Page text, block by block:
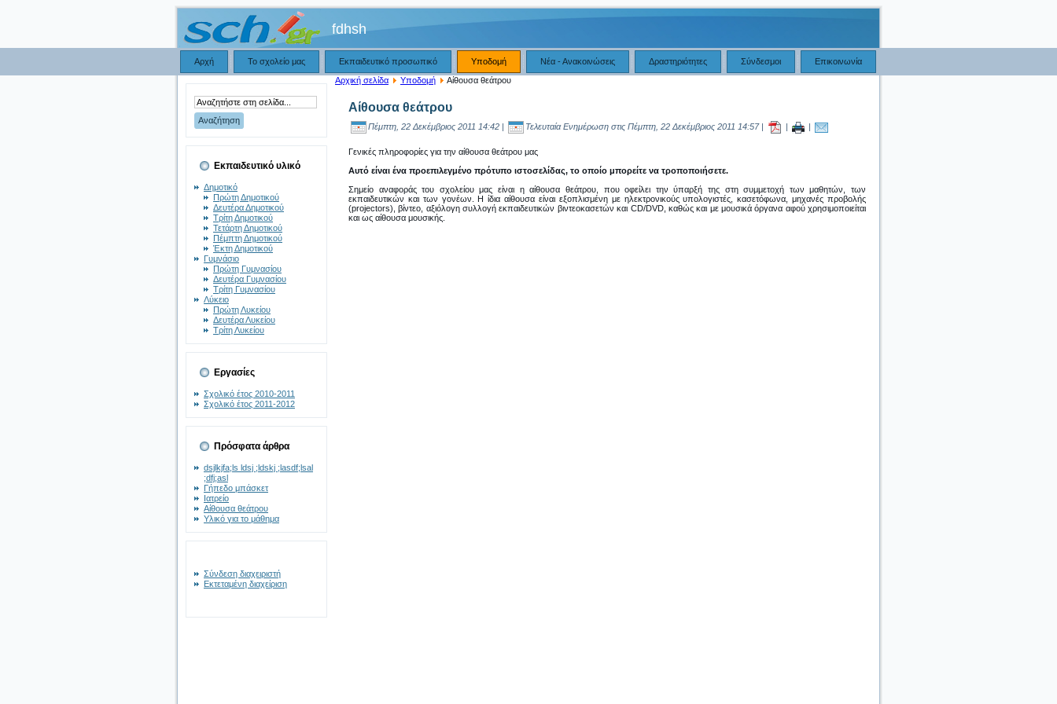
fdhsh
Αρχή Το σχολείο μας Εκπαιδευτικό προσωπικό Υποδομή Νέα - Ανακοινώσεις Δραστηριότητες Σύνδεσμοι Επικοινωνία
Εκπαιδευτικό υλικό
Δημοτικό
Πρώτη Δημοτικού
Δευτέρα Δημοτικού
Τρίτη Δημοτικού
Τετάρτη Δημοτικού
Πέμπτη Δημοτικού
Έκτη Δημοτικού
Γυμνάσιο
Πρώτη Γυμνασίου
Δευτέρα Γυμνασίου
Τρίτη Γυμνασίου
Λύκειο
Πρώτη Λυκείου
Δευτέρα Λυκείου
Τρίτη Λυκείου
Εργασίες
Σχολικό έτος 2010-2011
Σχολικό έτος 2011-2012
Πρόσφατα άρθρα
dsjlkjfa;ls ldsj ;ldskj ;lasdf;lsal
;dfj;asl
Γήπεδο μπάσκετ
Ιατρείο
Αίθουσα θεάτρου
Υλικό για το μάθημα
Σύνδεση διαχειριστή
Εκτεταμένη διαχείριση
Αρχική σελίδα Υποδομή Αίθουσα θεάτρου
Αίθουσα θεάτρου
Πέμπτη, 22 Δεκέμβριος 2011 14:42 | Τελευταία Ενημέρωση στις Πέμπτη, 22 Δεκέμβριος 2011 14:57 | | |
Γενικές πληροφορίες για την αίθουσα θεάτρου μας
Αυτό είναι ένα προεπιλεγμένο πρότυπο ιστοσελίδας, το οποίο μπορείτε να τροποποιήσετε.
Σημείο αναφοράς του σχολείου μας είναι η αίθουσα θεάτρου, που οφείλει την ύπαρξή της στη συμμετοχή των μαθητών, των
εκπαιδευτικών και των γονέων. Η ίδια αίθουσα είναι εξοπλισμένη με ηλεκτρονικούς υπολογιστές, κασετόφωνα, μηχανές προβολής
(projectors), βίντεο, αξιόλογη συλλογή εκπαιδευτικών βιντεοκασετών και CD/DVD, καθώς και με μουσικά όργανα αφού χρησιμοποιείται
και ως αίθουσα μουσικής.